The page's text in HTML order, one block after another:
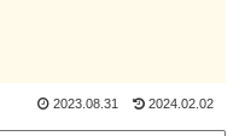
2023.08.31 2024.02.02